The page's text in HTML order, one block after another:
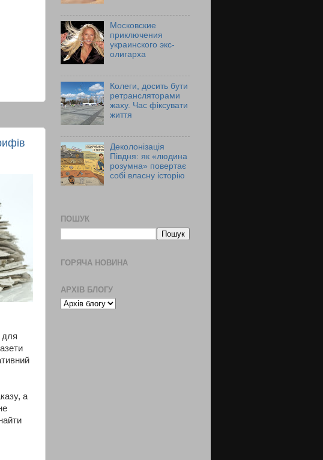
для
а
Московские
приключения
украинского экс-
олигарха
Колеги, досить бути
ретрансляторами
жаху. Час фіксувати
життя
Деколонізація
Півдня: як «людина
розумна» повертає
собі власну історію
ПОШУК
ГОРЯЧА НОВИНА
АРХІВ БЛОГУ